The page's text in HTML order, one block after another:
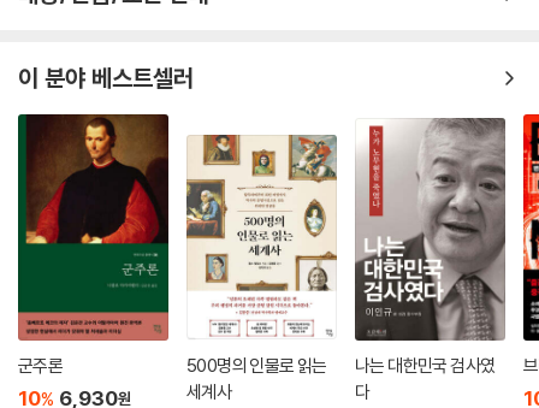
이 분야 베스트셀러
군주론
10% 6,930원
500명의 인물로 읽는
세계사
나는 대한민국 검사였
다